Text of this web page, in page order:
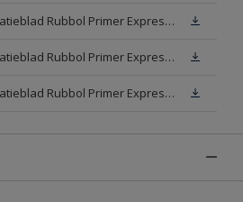
Veiligheidsinformatieblad Rubbol Primer Express White (MSDS)
Veiligheidsinformatieblad Rubbol Primer Express W05 (MSDS)
Veiligheidsinformatieblad Rubbol Primer Express N00 (MSDS)